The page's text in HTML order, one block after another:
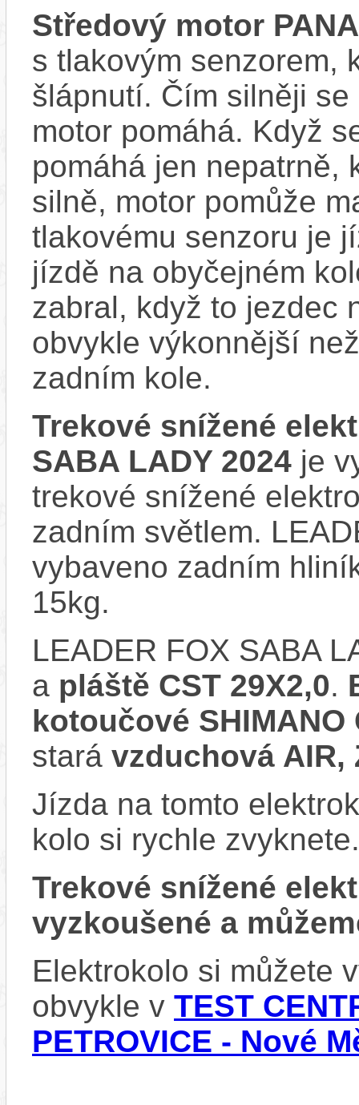
Středový motor
s tlakovým senzorem,
šlápnutí. Čím silněji
motor pomáhá. Když
pomáhá jen nepatrně,
silně, motor pomůže
tlakovému senzoru je
jízdě na obyčejném
zabral, když to jezdec
obvykle výkonnější
zadním kole.
Trekové snížené
SABA LADY 2024 je
trekové snížené
zadním světlem.
vybaveno zadním
15kg.
LEADER FOX SABA
a pláště CST 29X2,0.
kotoučové SHIMANO
stará vzduchová AIR,
Jízda na tomto
kolo si rychle zvyknete.
Trekové snížené
vyzkoušené a
Elektrokolo si můžete
obvykle v TEST
PETROVICE - Nové